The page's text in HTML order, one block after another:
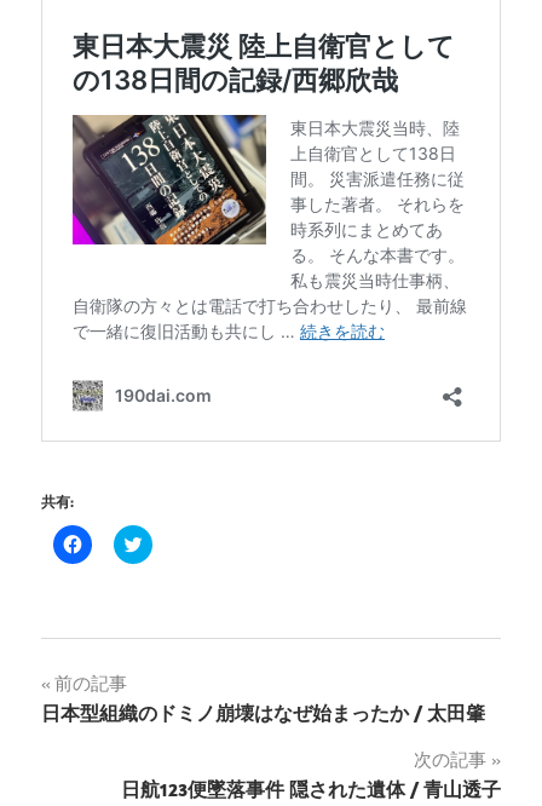
共有:
Facebook
で
に
リ
ッ
ク
ク
リ
Twitter
し
ン
ド
投
稿
前の記事
日本型組織のドミノ崩壊はなぜ始まったか / 太田肇
次の記事
日航123便墜落事件 隠された遺体 / 青山透子